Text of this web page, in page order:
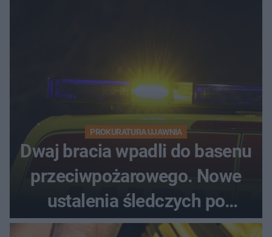
PROKURATURA UJAWNIA
Dwaj bracia wpadli do basenu
przeciwpożarowego. Nowe
ustalenia śledczych po
dramatycznej akcji